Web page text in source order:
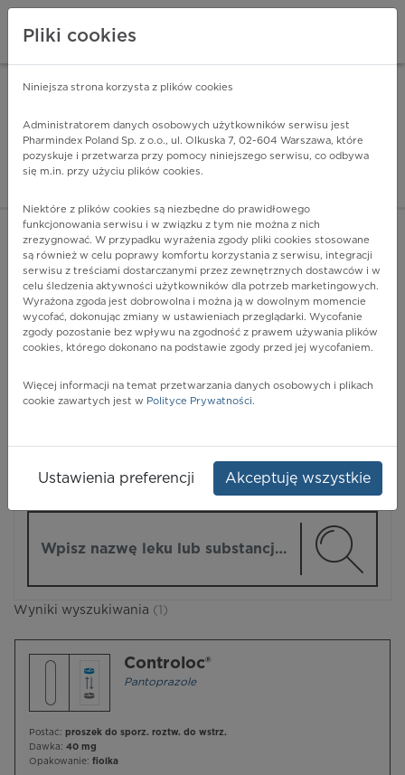
Pharmindex - lider
ZALOGUJ SIĘ
POKAŻ FILTRY
Pharmindex
Wyniki wyszukiwania (1)
Controloc®
Pantoprazole
Postać: proszek do sporz. roztw. do wstrz.
Dawka: 40 mg
Opakowanie: fiolka
Pliki cookies
Niniejsza strona korzysta z plików cookies
Administratorem danych osobowych użytkowników serwisu jest
Pharmindex Poland Sp. z o.o., ul. Olkuska 7, 02-604 Warszawa, które
pozyskuje i przetwarza przy pomocy niniejszego serwisu, co odbywa
się m.in. przy użyciu plików cookies.
Niektóre z plików cookies są niezbędne do prawidłowego
funkcjonowania serwisu i w związku z tym nie można z nich
zrezygnować. W przypadku wyrażenia zgody pliki cookies stosowane
są również w celu poprawy komfortu korzystania z serwisu, integracji
serwisu z treściami dostarczanymi przez zewnętrznych dostawców i w
celu śledzenia aktywności użytkowników dla potrzeb marketingowych.
Wyrażona zgoda jest dobrowolna i można ją w dowolnym momencie
wycofać, dokonując zmiany w ustawieniach przeglądarki. Wycofanie
zgody pozostanie bez wpływu na zgodność z prawem używania plików
cookies, którego dokonano na podstawie zgody przed jej wycofaniem.
Więcej informacji na temat przetwarzania danych osobowych i plikach
cookie zawartych jest w Polityce Prywatności.
Ustawienia preferencji Akceptuję wszystkie
ZA DARMO - w Google Play INSTALUJ